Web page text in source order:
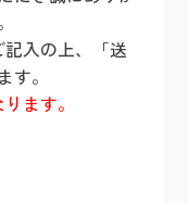
入の上、「送
す。
ます。